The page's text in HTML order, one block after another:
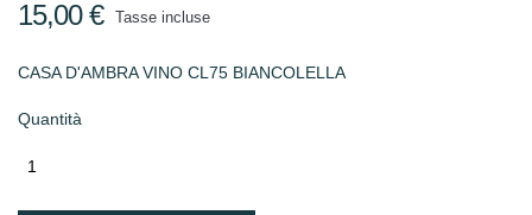
15,00 € Tasse incluse
CASA D'AMBRA VINO CL75 BIANCOLELLA
Quantità